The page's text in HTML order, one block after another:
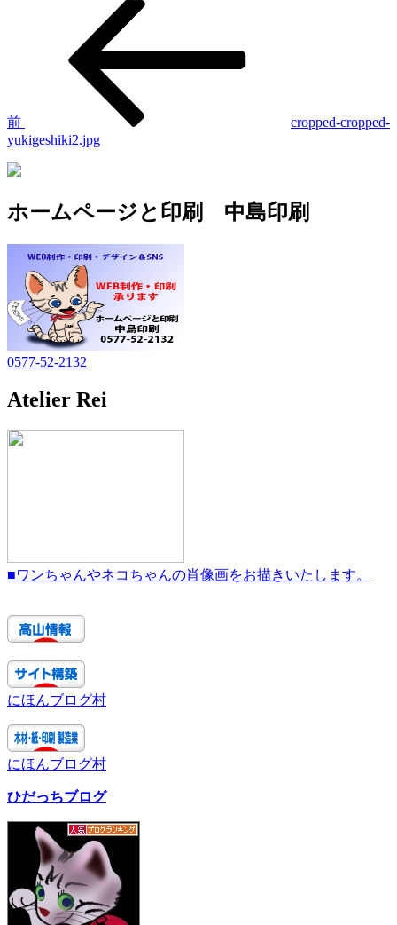
ゲ
ー
シ
ョ
前
cropped-cropped-
yukigeshiki2.jpg
ホームページと印刷 中島印刷
0577-52-2132
Atelier Rei
■ワンちゃんやネコちゃんの肖像画をお描きいたします。
にほんブログ村
にほんブログ村
ひだっちブログ